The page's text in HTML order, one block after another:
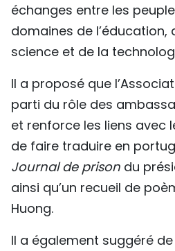
échanges entre les
domaines de l’éducation,
science et de la
Il a proposé que
parti du rôle des
et renforce les liens avec
de faire traduire en
Journal de prison du
ainsi qu’un recueil de
Huong.
Il a également suggéré